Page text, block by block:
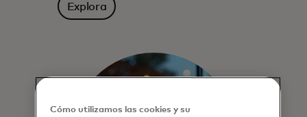
Explora
Cómo utilizamos las cookies y su